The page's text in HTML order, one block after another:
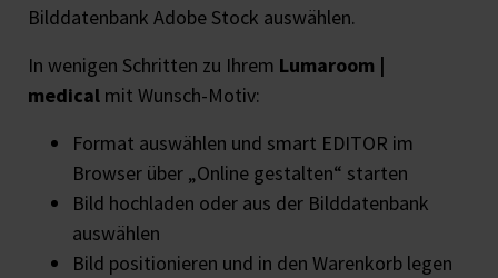
Bilddatenbank Adobe Stock auswählen.
In wenigen Schritten zu Ihrem Lumaroom |
medical mit Wunsch-Motiv:
Format auswählen und smart EDITOR im
Browser über „Online gestalten“ starten
Bild hochladen oder aus der Bilddatenbank
auswählen
Bild positionieren und in den Warenkorb legen